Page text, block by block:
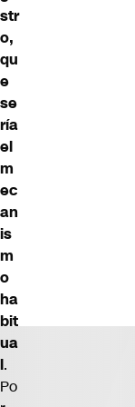
str
o,
qu
e
se
ría
el
m
ec
an
is
m
o
ha
bit
ua
l.
Po